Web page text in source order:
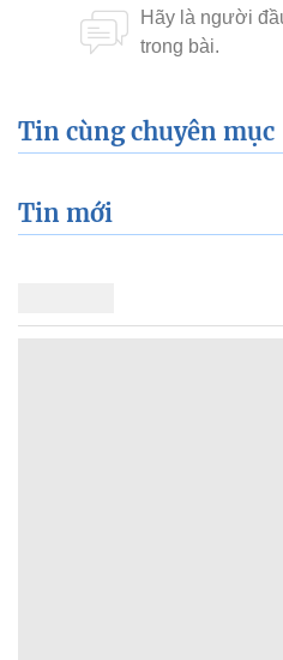
Tin cùng chuyên mục
Tin mới